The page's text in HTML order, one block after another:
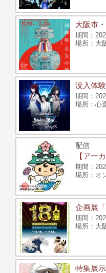
大阪市
大
没入体
心
配信
【アー
オ
企画展
大
特集展